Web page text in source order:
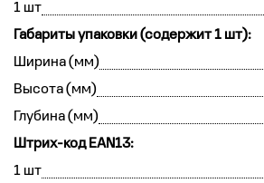
1 шт
Габариты упаковки (содержит 1 шт):
Ширина (мм)
Высота (мм)
Глубина (мм)
Штрих-код EAN13:
1 шт